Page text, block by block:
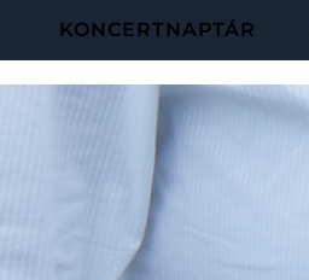
KONCERTNAPTÁR